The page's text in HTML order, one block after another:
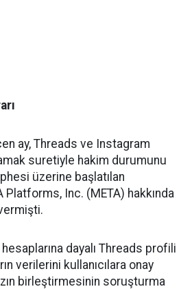
ay, Threads ve Instagram
suretiyle hakim durumunu
üzerine başlatılan
Inc. (META) hakkında
dayalı Threads profili
verilerini kullanıcılara onay
birleştirmesinin soruşturma